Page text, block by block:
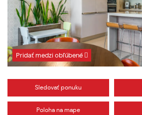
Pridať medzi obľúbené
Sledovať ponuku
Poloha na mape